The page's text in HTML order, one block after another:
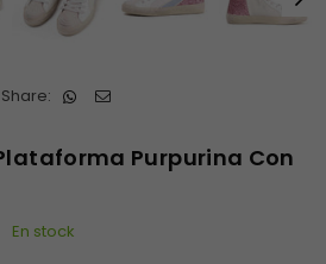
Share:
Purpurina Con
En stock